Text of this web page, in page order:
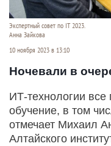
Экспертный совет по IT 2023.
Анна Зайкова
10 ноября 2023 в 13:10
Ночевали в
ИТ-технологии
обучение, в том
отмечает Михаил
Алтайского